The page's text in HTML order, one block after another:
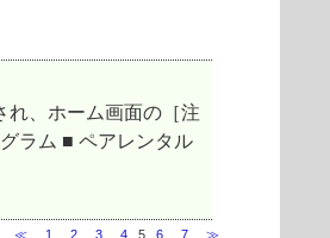
れ、ホーム画面の［注
ラム ■ ペアレンタル
≪ 1 2 3 4 5 6 7 ≫